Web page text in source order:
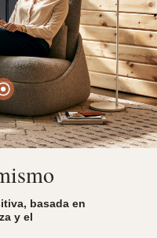
basada en
y el